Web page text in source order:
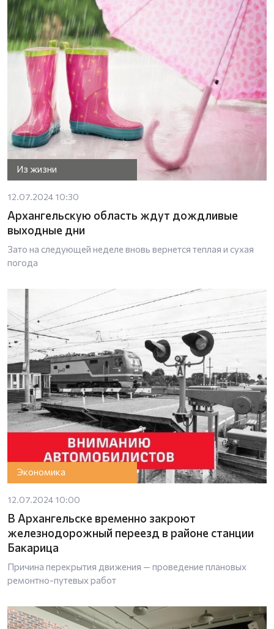
Из жизни
12.07.2024 10:30
Архангельскую область ждут дождливые
выходные дни
Зато на следующей неделе вновь вернется теплая и сухая
погода
Экономика
12.07.2024 10:00
В Архангельске временно закроют
железнодорожный переезд в районе станции
Бакарица
Причина перекрытия движения — проведение плановых
ремонтно-путевых работ